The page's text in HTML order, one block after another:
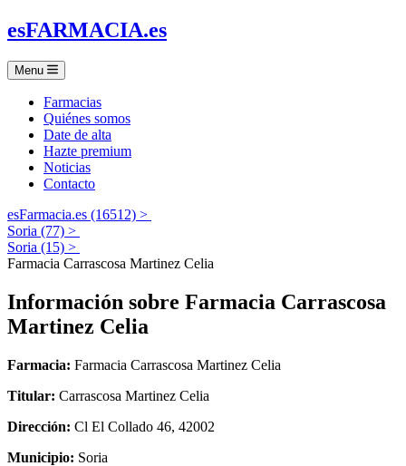
esFARMACIA.es
Menu
Farmacias
Quiénes somos
Date de alta
Hazte premium
Noticias
Contacto
esFarmacia.es (16512) >
Soria (77) >
Soria (15) >
Farmacia Carrascosa Martinez Celia
Información sobre Farmacia Carrascosa
Martinez Celia
Farmacia: Farmacia Carrascosa Martinez Celia
Titular: Carrascosa Martinez Celia
Dirección: Cl El Collado 46, 42002
Municipio: Soria